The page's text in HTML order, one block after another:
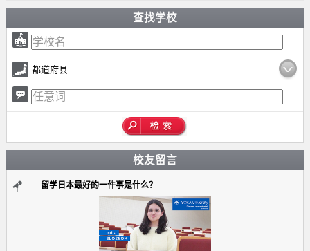
查找学校
都道府县
校友留言
留学日本最好的一件事是什么？